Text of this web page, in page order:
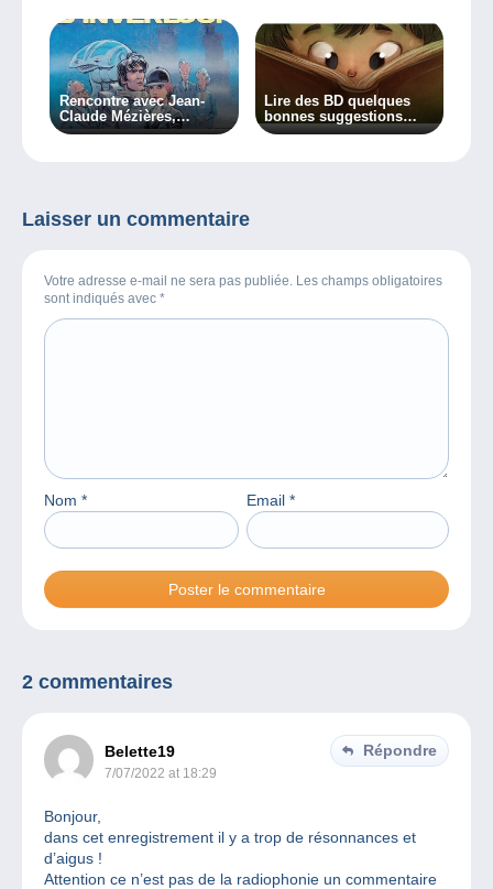
Rencontre avec Jean-
Claude Mézières,
dessinateur de Valérian
Lire des BD quelques
bonnes suggestions
pour les plus jeunes
Laisser un commentaire
Votre adresse e-mail ne sera pas publiée. Les champs obligatoires
sont indiqués avec *
Nom * Email *
2 commentaires
Belette19
7/07/2022 at 18:29
Répondre
Bonjour,
dans cet enregistrement il y a trop de résonnances et
d’aigus !
Attention ce n’est pas de la radiophonie un commentaire